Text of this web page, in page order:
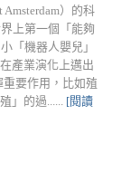
Amsterdam）的科
上第一個「能夠
「機器人嬰兒」
產業演化上邁出
要作用，比如殖
」的過...... [閱讀